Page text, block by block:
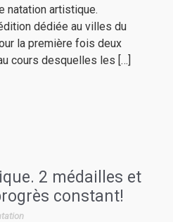
natation artistique.
dédiée au villes du
la première fois deux
cours desquelles les […]
2 médailles et
constant!